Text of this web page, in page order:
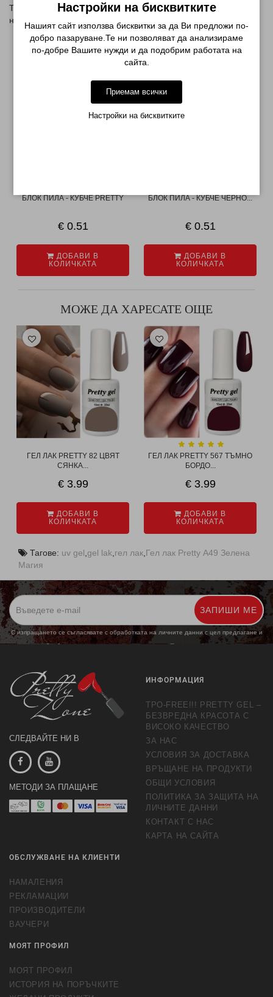
Твърдият и еластичен слой гел лак защитава вашите нокти от
нараняване и чупене.
СВЪРЗАНИ ПРОДУКТИ
БЛОК ПИЛА - КУБЧЕ PRETTY
€ 0.51
ДОБАВИ В
КОЛИЧКАТА
БЛОК ПИЛА - КУБЧЕ ЧЕРНО...
€ 0.51
ДОБАВИ В
КОЛИЧКАТА
МОЖЕ ДА ХАРЕСАТЕ ОЩЕ
ГЕЛ ЛАК PRETTY 82 ЦВЯТ
СЯНКА...
€ 3.99
ДОБАВИ В
КОЛИЧКАТА
ГЕЛ ЛАК PRETTY 567 ТЪМНО
БОРДО...
€ 3.99
ДОБАВИ В
КОЛИЧКАТА
Тагове: uv gel gel lak гел лак Гел лак Pretty А49 Зелена
Магия
ЗАПИШИ МЕ
С изпращането се съгласявате с обработката на личните данни с цел предлагане и
обработка на маркетингови предложения. Повече информация
СЛЕДВАЙТЕ НИ В
МЕТОДИ ЗА ПЛАЩАНЕ
ИНФОРМАЦИЯ
TPO-FREE!!! PRETTY GEL –
БЕЗВРЕДНА КРАСОТА С
ВИСОКО КАЧЕСТВО
ЗА НАС
УСЛОВИЯ ЗА ДОСТАВКА
ВРЪЩАНЕ НА ПРОДУКТИ
ОБЩИ УСЛОВИЯ
ПОЛИТИКА ЗА ЗАЩИТА НА
ЛИЧНИТЕ ДАННИ
КОНТАКТ С НАС
КАРТА НА САЙТА
ОБСЛУЖВАНЕ НА КЛИЕНТИ
НАМАЛЕНИЯ
РЕКЛАМАЦИИ
ПРОИЗВОДИТЕЛИ
ВАУЧЕРИ
МОЯТ ПРОФИЛ
МОЯТ ПРОФИЛ
ИСТОРИЯ НА ПОРЪЧКИТЕ
Настройки на бисквитките
Нашият сайт използва бисквитки за да Ви предложи по-
добро пазаруване.Те ни позволяват да анализираме
по-добре Вашите нужди и да подобрим работата на
сайта.
Приемам всички
Настройки на бисквитките